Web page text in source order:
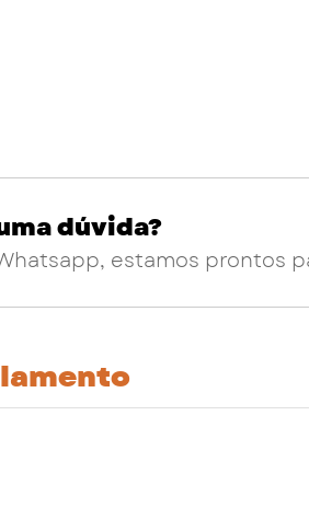
dúvida?
estamos prontos